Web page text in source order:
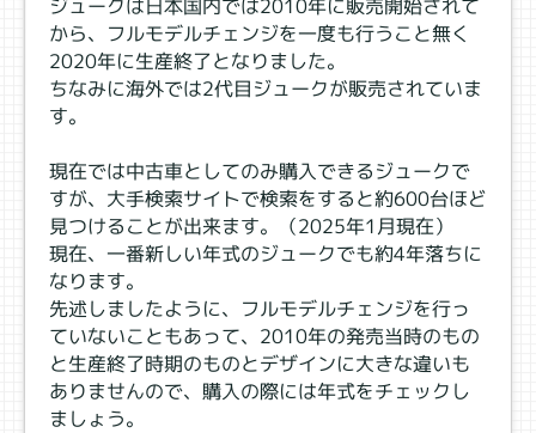
ジュークは日本国内では2010年に販売開始されて
から、フルモデルチェンジを一度も行うこと無く
2020年に生産終了となりました。
ちなみに海外では2代目ジュークが販売されていま
す。
現在では中古車としてのみ購入できるジュークで
すが、大手検索サイトで検索をすると約600台ほど
見つけることが出来ます。（2025年1月現在）
現在、一番新しい年式のジュークでも約4年落ちに
なります。
先述しましたように、フルモデルチェンジを行っ
ていないこともあって、2010年の発売当時のもの
と生産終了時期のものとデザインに大きな違いも
ありませんので、購入の際には年式をチェックし
ましょう。